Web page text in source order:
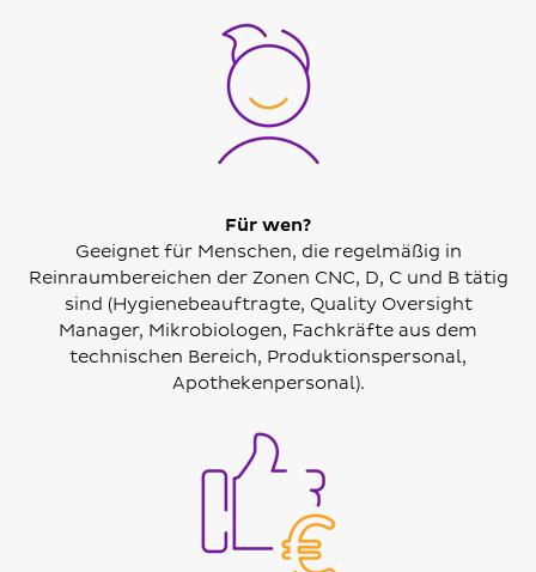
Für wen?
Geeignet für Menschen, die regelmäßig in
Reinraumbereichen der Zonen CNC, D, C und B tätig
sind (Hygienebeauftragte, Quality Oversight
Manager, Mikrobiologen, Fachkräfte aus dem
technischen Bereich, Produktionspersonal,
Apothekenpersonal).